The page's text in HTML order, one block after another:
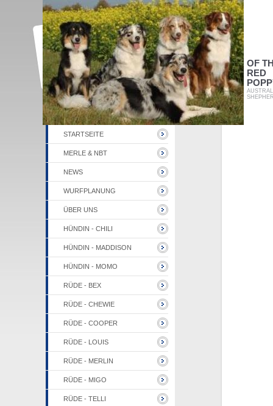
OF
RED
STARTSEITE
MERLE & NBT
NEWS
WURFPLANUNG
ÜBER UNS
HÜNDIN - CHILI
HÜNDIN - MADDISON
HÜNDIN - MOMO
RÜDE - BEX
RÜDE - CHEWIE
RÜDE - COOPER
RÜDE - LOUIS
RÜDE - MERLIN
RÜDE - MIGO
RÜDE - TELLI